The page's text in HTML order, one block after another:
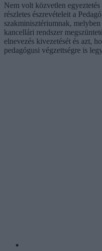
Nem volt közvetlen
részletes észrevételeit a
szakminisztériumnak,
kancellári rendszer
elnevezés kivezetését és azt,
pedagógusi végzettségre is